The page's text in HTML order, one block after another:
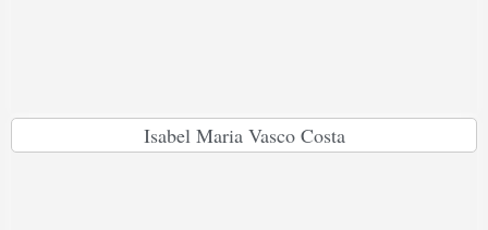
Isabel Maria Vasco Costa